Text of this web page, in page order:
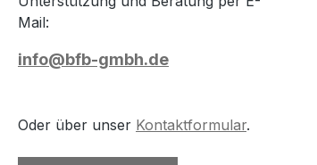
Mail:
info@bfb-gmbh.de
Oder über unser Kontaktformular.